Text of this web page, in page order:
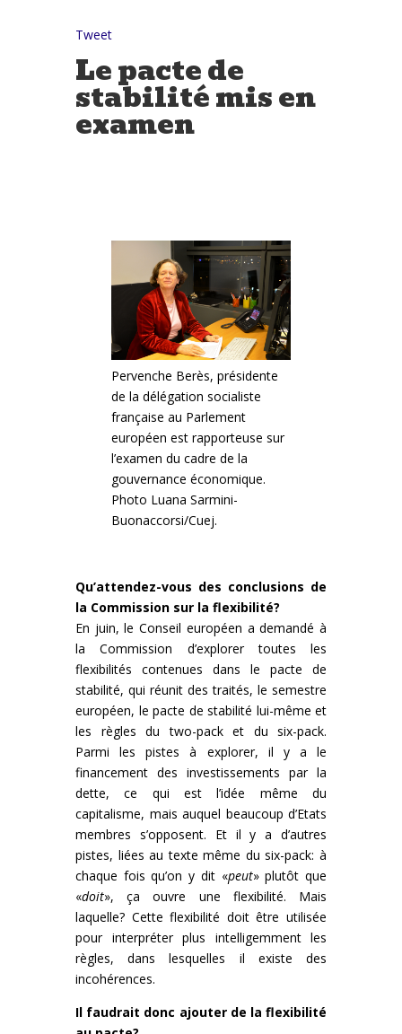
Tweet
Le pacte de
stabilité mis en
examen
Pervenche Berès, présidente
de la délégation socialiste
française au Parlement
européen est rapporteuse sur
l’examen du cadre de la
gouvernance économique.
Photo Luana Sarmini-
Buonaccorsi/Cuej.
Qu’attendez-vous des conclusions de
la Commission sur la flexibilité?
En juin, le Conseil européen a demandé à
la Commission d’explorer toutes les
flexibilités contenues dans le pacte de
stabilité, qui réunit des traités, le semestre
européen, le pacte de stabilité lui-même et
les règles du two-pack et du six-pack.
Parmi les pistes à explorer, il y a le
financement des investissements par la
dette, ce qui est l’idée même du
capitalisme, mais auquel beaucoup d’Etats
membres s’opposent. Et il y a d’autres
pistes, liées au texte même du six-pack: à
chaque fois qu’on y dit «peut» plutôt que
«doit», ça ouvre une flexibilité. Mais
laquelle? Cette flexibilité doit être utilisée
pour interpréter plus intelligemment les
règles, dans lesquelles il existe des
incohérences.
Il faudrait donc ajouter de la flexibilité